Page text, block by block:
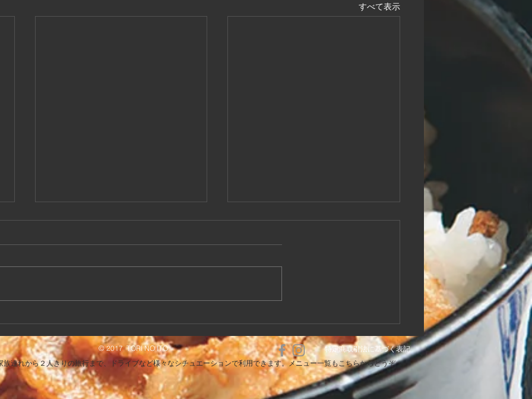
すべて表示
改装中は画像の3社ではデリ
バリー可能です！
7/12〜通常営業再開‼️
© 2017 TORI NO ITO 特定商取引法に基づく表記
連れから２人きりの旅行まで、ドライブなど様々なシチュエーションで利用できます。メニュー一覧もこちらからどうぞ